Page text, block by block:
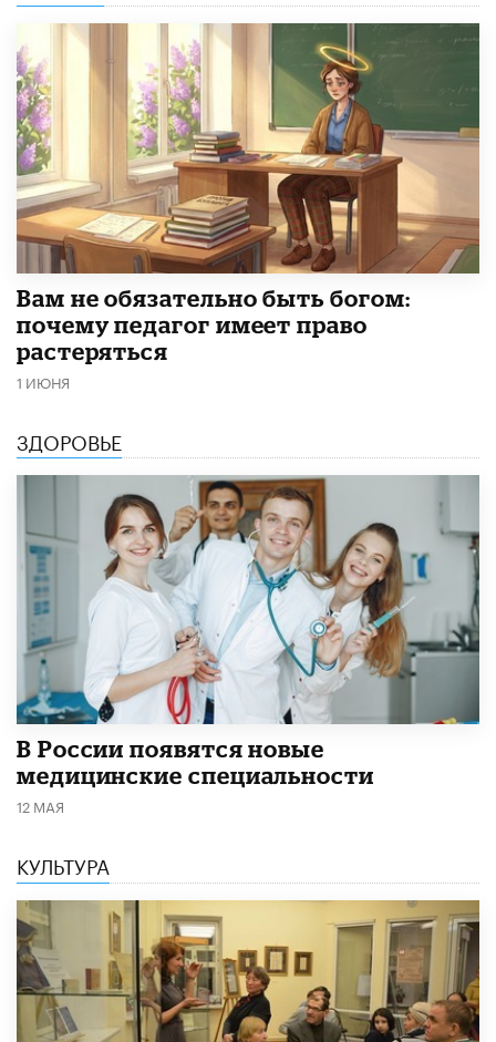
​Вам не обязательно быть богом:
почему педагог имеет право
растеряться
1 ИЮНЯ
ЗДОРОВЬЕ
В России появятся новые
медицинские специальности
12 МАЯ
КУЛЬТУРА